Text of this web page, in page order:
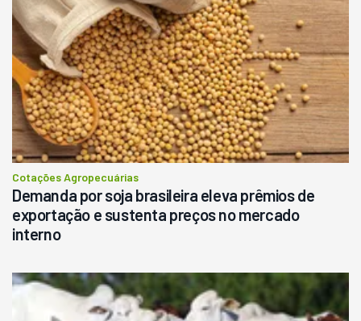
Cotações Agropecuárias
Demanda por soja brasileira eleva prêmios de
exportação e sustenta preços no mercado
interno